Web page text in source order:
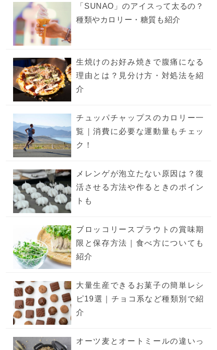
「SUNAO」のアイスって太るの？
種類やカロリー・糖質も紹介
生焼けのお好み焼きで腹痛になる
理由とは？見分け方・対処法を紹
介
チュッパチャップスのカロリー一
覧｜消費に必要な運動量もチェッ
ク！
メレンゲが泡立たない原因は？復
活させる方法や作るときのポイン
トも
ブロッコリースプラウトの賞味期
限と保存方法｜食べ方についても
紹介
大量生産できるお菓子の簡単レシ
ピ19選｜チョコ系など種類別で紹
介
オーツ麦とオートミールの違いっ